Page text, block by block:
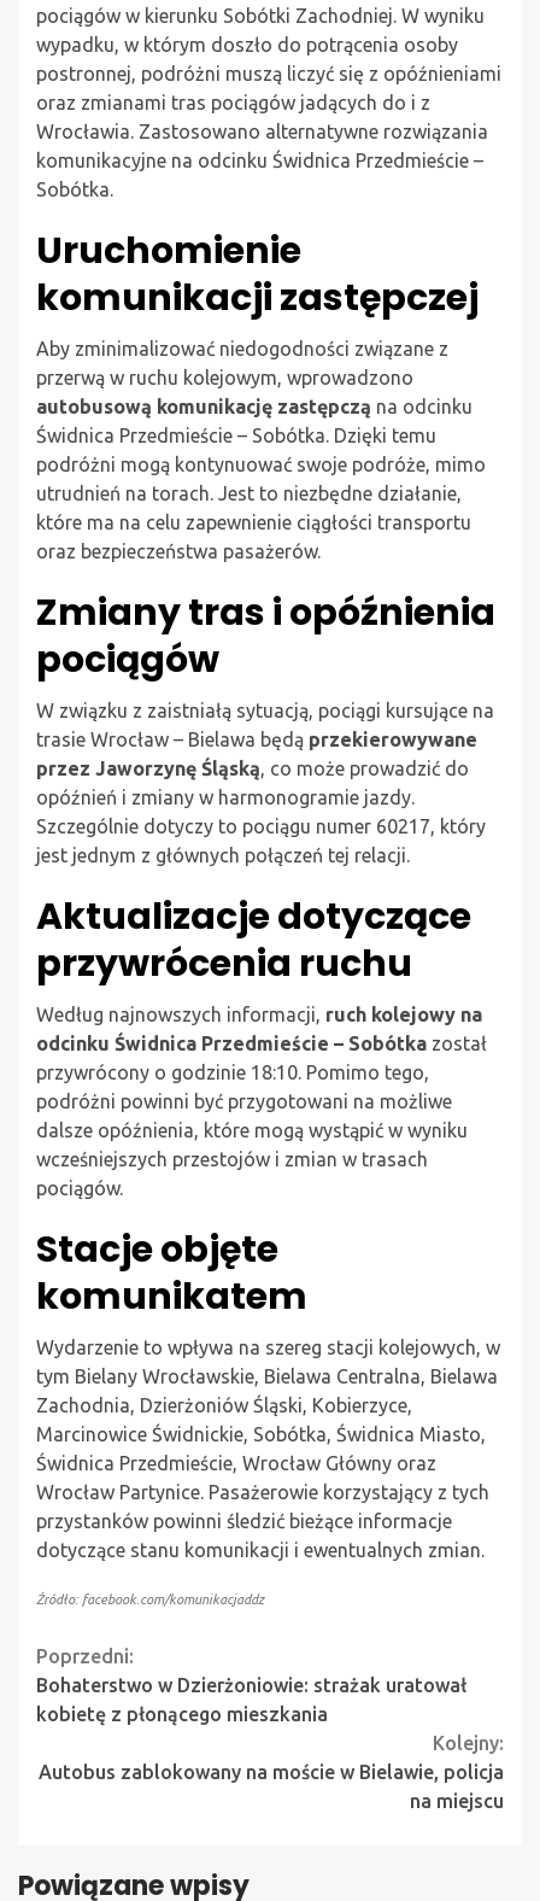
pociągów w kierunku Sobótki Zachodniej. W wyniku
wypadku, w którym doszło do potrącenia osoby
postronnej, podróżni muszą liczyć się z opóźnieniami
oraz zmianami tras pociągów jadących do i z
Wrocławia. Zastosowano alternatywne rozwiązania
komunikacyjne na odcinku Świdnica Przedmieście –
Sobótka.
Uruchomienie
komunikacji zastępczej
Aby zminimalizować niedogodności związane z
przerwą w ruchu kolejowym, wprowadzono
autobusową komunikację zastępczą na odcinku
Świdnica Przedmieście – Sobótka. Dzięki temu
podróżni mogą kontynuować swoje podróże, mimo
utrudnień na torach. Jest to niezbędne działanie,
które ma na celu zapewnienie ciągłości transportu
oraz bezpieczeństwa pasażerów.
Zmiany tras i opóźnienia
pociągów
W związku z zaistniałą sytuacją, pociągi kursujące na
trasie Wrocław – Bielawa będą przekierowywane
przez Jaworzynę Śląską, co może prowadzić do
opóźnień i zmiany w harmonogramie jazdy.
Szczególnie dotyczy to pociągu numer 60217, który
jest jednym z głównych połączeń tej relacji.
Aktualizacje dotyczące
przywrócenia ruchu
Według najnowszych informacji, ruch kolejowy na
odcinku Świdnica Przedmieście – Sobótka został
przywrócony o godzinie 18:10. Pomimo tego,
podróżni powinni być przygotowani na możliwe
dalsze opóźnienia, które mogą wystąpić w wyniku
wcześniejszych przestojów i zmian w trasach
pociągów.
Stacje objęte
komunikatem
Wydarzenie to wpływa na szereg stacji kolejowych, w
tym Bielany Wrocławskie, Bielawa Centralna, Bielawa
Zachodnia, Dzierżoniów Śląski, Kobierzyce,
Marcinowice Świdnickie, Sobótka, Świdnica Miasto,
Świdnica Przedmieście, Wrocław Główny oraz
Wrocław Partynice. Pasażerowie korzystający z tych
przystanków powinni śledzić bieżące informacje
dotyczące stanu komunikacji i ewentualnych zmian.
Źródło: facebook.com/komunikacjaddz
Continue
Reading
Poprzedni:
Bohaterstwo w Dzierżoniowie: strażak uratował
kobietę z płonącego mieszkania
Kolejny:
Autobus zablokowany na moście w Bielawie, policja
na miejscu
Powiązane wpisy